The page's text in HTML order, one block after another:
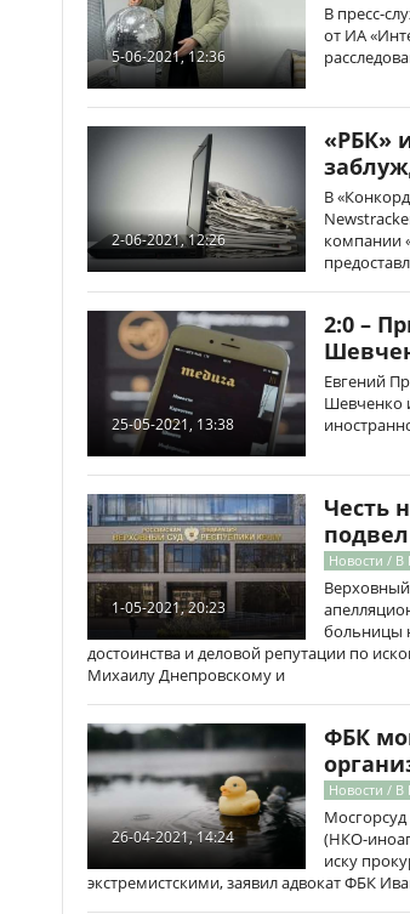
5-06-2021, 12:36
В пресс-
от ИА
2-06-2021, 12:26
«РБК»
В
компании
25-05-2021, 13:38
2:0 –
Евгений
Шевченко
1-05-2021, 20:23
Честь
Новости / В
больницы
достоинства и деловой репутации по
Михаилу Днепровскому и
26-04-2021, 14:24
ФБК
Новости / В
(НКО-
иску
экстремистскими, заявил адвокат ФБК